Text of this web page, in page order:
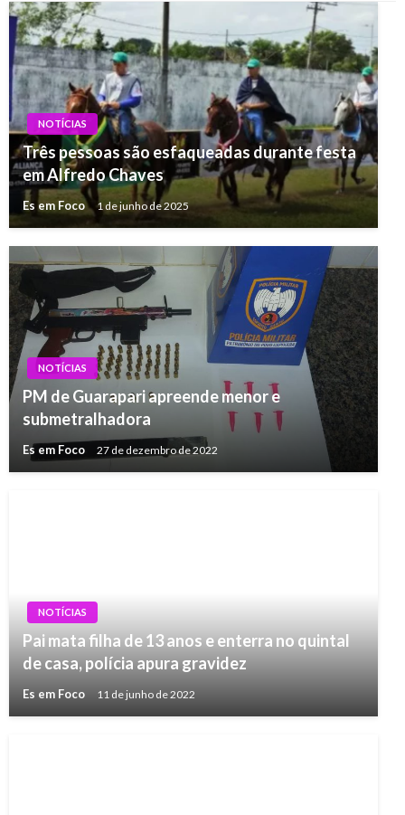
NOTÍCIAS
Três pessoas são esfaqueadas durante festa
em Alfredo Chaves
Es em Foco 1 de junho de 2025
NOTÍCIAS
PM de Guarapari apreende menor e
submetralhadora
Es em Foco 27 de dezembro de 2022
NOTÍCIAS
Pai mata filha de 13 anos e enterra no quintal
de casa, polícia apura gravidez
Es em Foco 11 de junho de 2022